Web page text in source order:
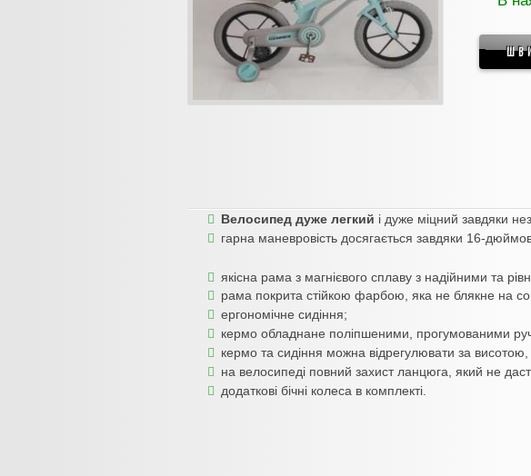
Велосипед дуже легкий і дуже міцний завдяки
гарна маневровість досягається завдяки 16-
якісна рама з магнієвого сплаву з надійними та
рама покрита стійкою фарбою, яка не блякне на
ергономічне сидіння;
кермо обладнане поліпшеними, прогумованими
кермо та сидіння можна відрегулювати за
на велосипеді повний захист ланцюга, який не
додаткові бічні колеса в комплекті.